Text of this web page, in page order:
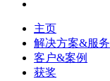
主页
解决方案&服务
客户&案例
获奖